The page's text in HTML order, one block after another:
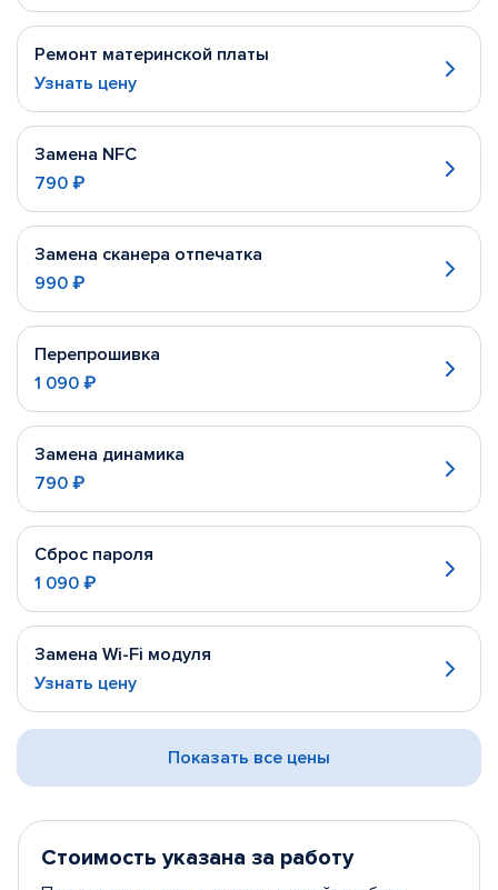
Ремонт материнской платы
Узнать цену
Замена NFC
790 ₽
Замена сканера отпечатка
990 ₽
Перепрошивка
1 090 ₽
Замена динамика
790 ₽
Сброс пароля
1 090 ₽
Замена Wi-Fi модуля
Узнать цену
Показать все цены
Стоимость указана за работу